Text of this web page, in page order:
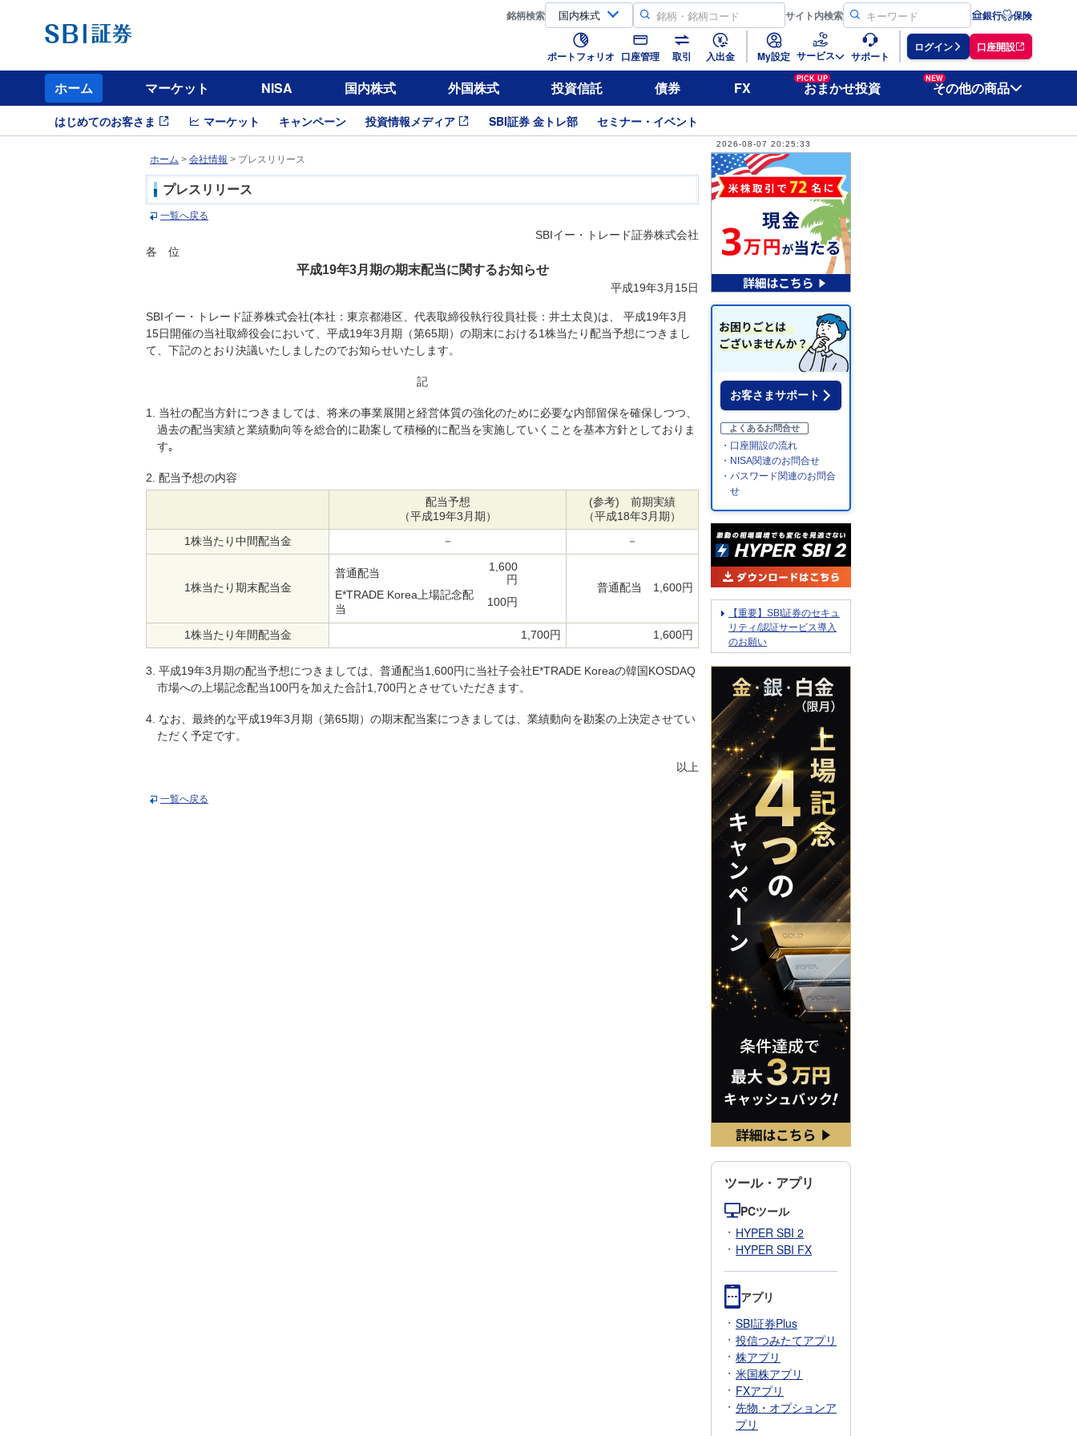
銘柄検索 サイト内検索 銀行 保険
ポートフォリオ 口座管理 取引 入出金 My設定 サービス サポート
ログイン 口座開設
ホーム マーケット NISA 国内株式 外国株式 投資信託 債券 FX
PICK UP
おまかせ投資
NEW
その他の商品
はじめてのお客さま マーケット キャンペーン 投資情報メディア SBI証券 金トレ部 セミナー・イベント
2026-08-07 20:25:33
ホーム > 会社情報 > プレスリリース
プレスリリース
一覧へ戻る
SBIイー・トレード証券株式会社
各 位
平成19年3月期の期末配当に関するお知らせ
平成19年3月15日
SBIイー・トレード証券株式会社(本社：東京都港区、代表取締役執行役員社長：井土太良)は、 平成19年3月
15日開催の当社取締役会において、平成19年3月期（第65期）の期末における1株当たり配当予想につきまし
て、下記のとおり決議いたしましたのでお知らせいたします。
記
1. 当社の配当方針につきましては、将来の事業展開と経営体質の強化のために必要な内部留保を確保しつつ、
過去の配当実績と業績動向等を総合的に勘案して積極的に配当を実施していくことを基本方針としておりま
す｡
2. 配当予想の内容
配当予想
（平成19年3月期）
(参考) 前期実績
（平成18年3月期）
1株当たり中間配当金
－ －
1株当たり期末配当金
普通配当
1,600
円
E*TRADE Korea上場記念配
当
100円
普通配当 1,600円
1株当たり年間配当金 1,700円 1,600円
3. 平成19年3月期の配当予想につきましては、普通配当1,600円に当社子会社E*TRADE Koreaの韓国KOSDAQ
市場への上場記念配当100円を加えた合計1,700円とさせていただきます。
4. なお、最終的な平成19年3月期（第65期）の期末配当案につきましては、業績動向を勘案の上決定させてい
ただく予定です。
以上
一覧へ戻る
お客さまサポート
よくあるお問合せ
・口座開設の流れ
・NISA関連のお問合せ
・パスワード関連のお問合
せ
【重要】SBI証券のセキュ
リティ/認証サービス導入
のお願い
ツール・アプリ
PCツール
HYPER SBI 2
HYPER SBI FX
アプリ
SBI証券Plus
投信つみたてアプリ
株アプリ
米国株アプリ
FXアプリ
先物・オプションア
プリ